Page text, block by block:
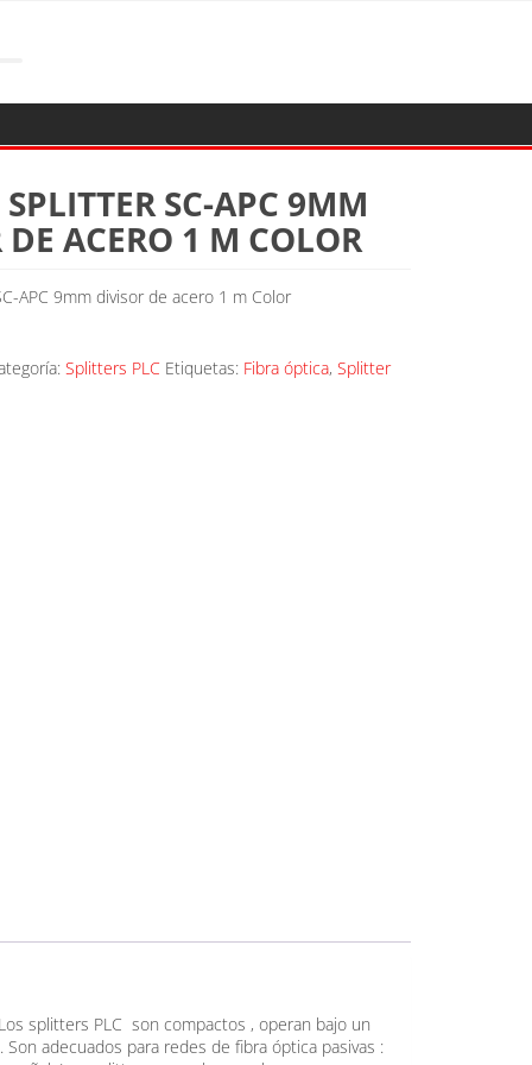
SC-APC 9MM
ACERO 1 M COLOR
APC 9mm divisor de acero 1 m Color
Splitters PLC Etiquetas: Fibra óptica, Splitter
splitters PLC son compactos , operan bajo un
adecuados para redes de fibra óptica pasivas :